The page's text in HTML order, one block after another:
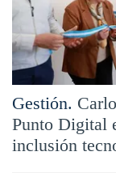
Gestión.
Punto Digital
inclusión